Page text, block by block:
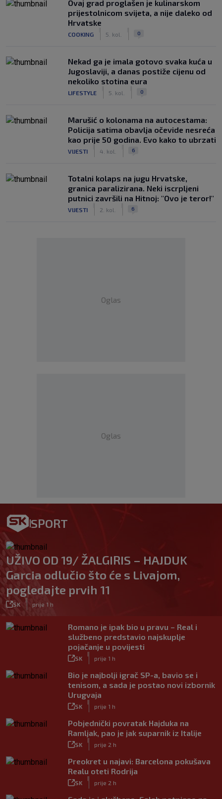
Ovaj grad proglašen je kulinarskom
prijestolnicom svijeta, a nije daleko od
Hrvatske
COOKING 5. kol. 0
Nekad ga je imala gotovo svaka kuća u
Jugoslaviji, a danas postiže cijenu od
nekoliko stotina eura
LIFESTYLE 5. kol. 0
Marušić o kolonama na autocestama:
Policija satima obavlja očevide nesreća
kao prije 50 godina. Evo kako to ubrzati
VIJESTI 4. kol. 6
Totalni kolaps na jugu Hrvatske,
granica paralizirana. Neki iscrpljeni
putnici završili na Hitnoj: "Ovo je teror!"
VIJESTI 2. kol. 6
Oglas
Oglas
SPORT
UŽIVO OD 19/ ŽALGIRIS – HAJDUK
Garcia odlučio što će s Livajom,
pogledajte prvih 11
SK prije 1 h
Romano je ipak bio u pravu – Real i
službeno predstavio najskuplje
pojačanje u povijesti
SK prije 1 h
Bio je najbolji igrač SP-a, bavio se i
tenisom, a sada je postao novi izbornik
Urugvaja
SK prije 1 h
Pobjednički povratak Hajduka na
Ramljak, pao je jak suparnik iz Italije
SK prije 2 h
Preokret u najavi: Barcelona pokušava
Realu oteti Rodrija
SK prije 2 h